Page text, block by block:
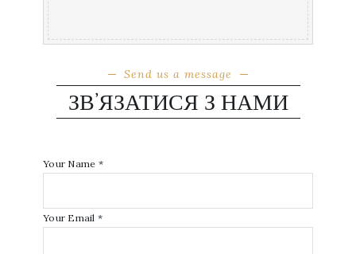
Send us a message
ЗВ’ЯЗАТИСЯ З НАМИ
Your Name *
Your Email *